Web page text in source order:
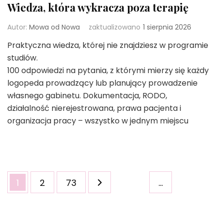
Wiedza, która wykracza poza terapię
Autor: Mowa od Nowa zaktualizowano 1 sierpnia 2026
Praktyczna wiedza, której nie znajdziesz w programie
studiów.
100 odpowiedzi na pytania, z którymi mierzy się każdy
logopeda prowadzący lub planujący prowadzenie
własnego gabinetu. Dokumentacja, RODO,
działalność nierejestrowana, prawa pacjenta i
organizacja pracy – wszystko w jednym miejscu
Stronicowanie
wpisów
Strona
1 Strona
2 …
Strona
73